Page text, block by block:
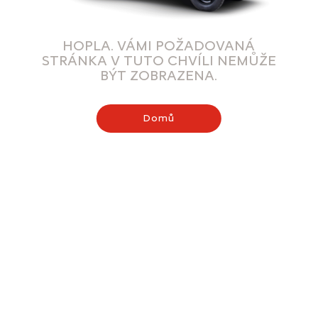
HOPLA. VÁMI POŽADOVANÁ
STRÁNKA V TUTO CHVÍLI NEMŮŽE
BÝT ZOBRAZENA.
Domů